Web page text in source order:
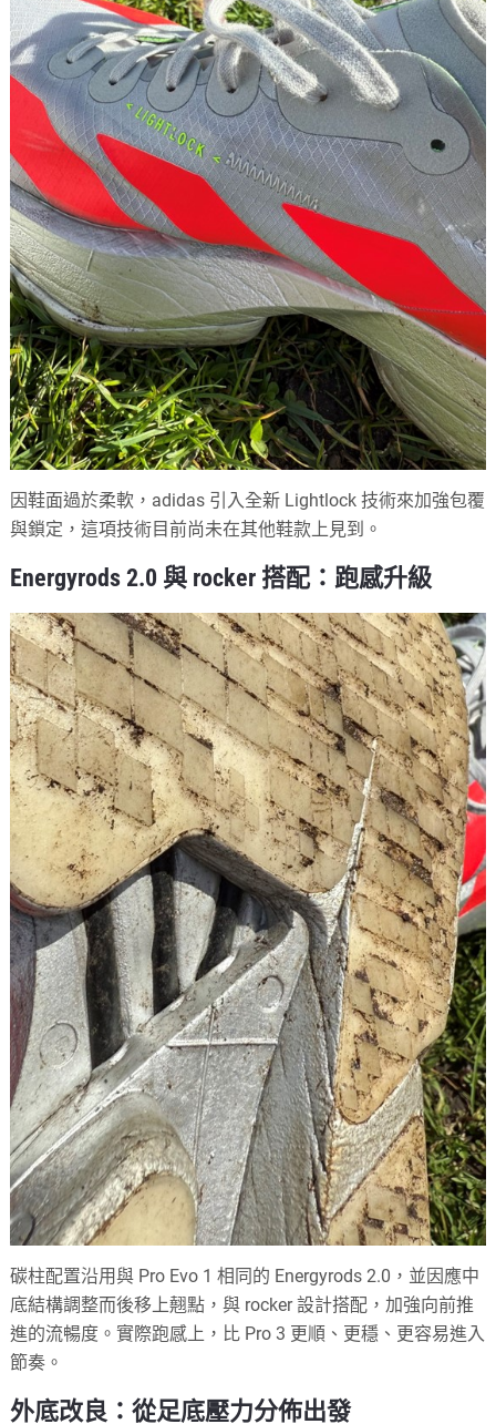
因鞋面過於柔軟，adidas 引入全新 Lightlock 技術來加強包覆
與鎖定，這項技術目前尚未在其他鞋款上見到。
Energyrods 2.0 與 rocker 搭配：跑感升級
碳柱配置沿用與 Pro Evo 1 相同的 Energyrods 2.0，並因應中
底結構調整而後移上翹點，與 rocker 設計搭配，加強向前推
進的流暢度。實際跑感上，比 Pro 3 更順、更穩、更容易進入
節奏。
外底改良：從足底壓力分佈出發